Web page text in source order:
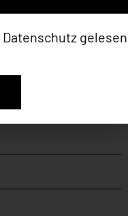
Datenschutz gelesen